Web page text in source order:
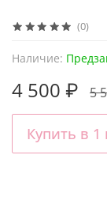
(0)
Наличие:
4 500 ₽ 5
Купить в 1